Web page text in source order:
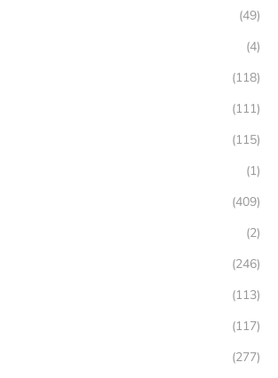
(49)
(4)
(118)
(111)
(115)
(1)
(409)
(2)
(246)
(113)
(117)
(277)